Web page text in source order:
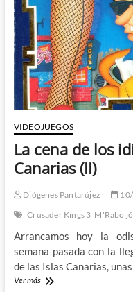
Canarias
(III)
VIDEOJUEGOS
La cena de los
Canarias (II)
Diógenes Pantarújez
Crusader Kings 3 M'Rabo
Arrancamos hoy la
semana pasada con la
de las Islas Canarias,
Ver másLa